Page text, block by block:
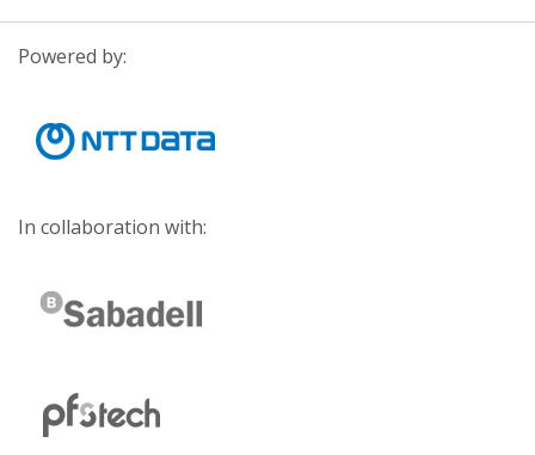
Powered by:
In collaboration with: